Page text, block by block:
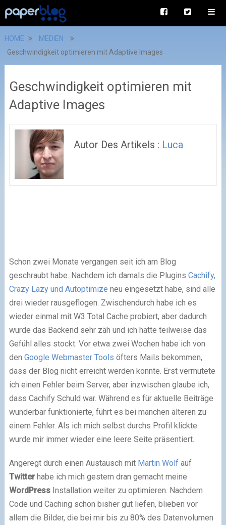
HOME
MEDIEN
Geschwindigkeit optimieren mit Adaptive Images
Geschwindigkeit optimieren mit
Adaptive Images
Autor Des Artikels : Luca
Schon zwei Monate vergangen seit ich am Blog
geschraubt habe. Nachdem ich damals die Plugins Cachify,
Crazy Lazy und Autoptimize neu eingesetzt habe, sind alle
drei wieder rausgeflogen. Zwischendurch habe ich es
wieder einmal mit W3 Total Cache probiert, aber dadurch
wurde das Backend sehr zäh und ich hatte teilweise das
Gefühl alles stockt. Vor etwa zwei Wochen habe ich von
den Google Webmaster Tools öfters Mails bekommen,
dass der Blog nicht erreicht werden konnte. Erst vermutete
ich einen Fehler beim Server, aber inzwischen glaube ich,
dass Cachify Schuld war. Während es für aktuelle Beiträge
wunderbar funktionierte, führt es bei manchen älteren zu
einem Fehler. Als ich mich selbst durchs Profil klickte
wurde mir immer wieder eine leere Seite präsentiert.
Angeregt durch einen Austausch mit Martin Wolfauf
Twitterhabe ich mich gestern dran gemacht meine
WordPressInstallation weiter zu optimieren. Nachdem
Code und Caching schon bisher gut liefen, blieben vor
allem die Bilder, die bei mir bis zu 80% des Datenvolumen